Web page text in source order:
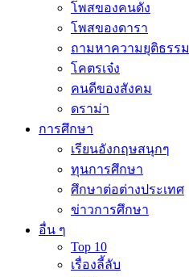
โพสของคนดัง
โพสของดารา
ถามหาความยุติธรรม
โคตรเจ๋ง
คนดีของสังคม
ดราม่า
การศึกษา
เรียนอังกฤษสนุกๆ
ทุนการศึกษา
ศึกษาต่อต่างประเทศ
ข่าวการศึกษา
อื่น ๆ
Top 10
เรื่องลี้ลับ